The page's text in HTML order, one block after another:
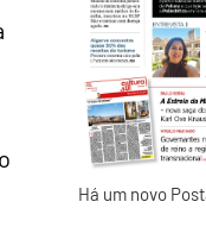
Há um novo